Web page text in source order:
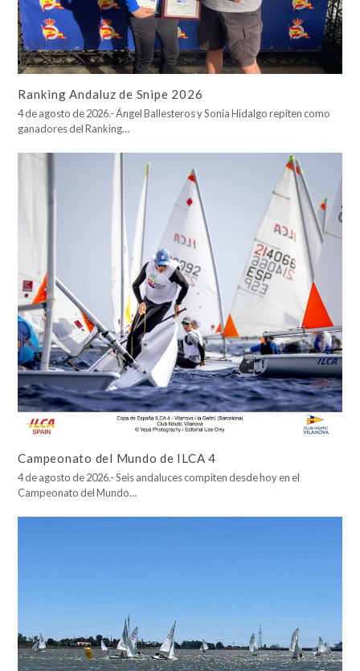
Ranking Andaluz de Snipe 2026
4 de agosto de 2026.- Ángel Ballesteros y Sonia Hidalgo repiten como
ganadores del Ranking…
Campeonato del Mundo de ILCA 4
4 de agosto de 2026.- Seis andaluces compiten desde hoy en el
Campeonato del Mundo…